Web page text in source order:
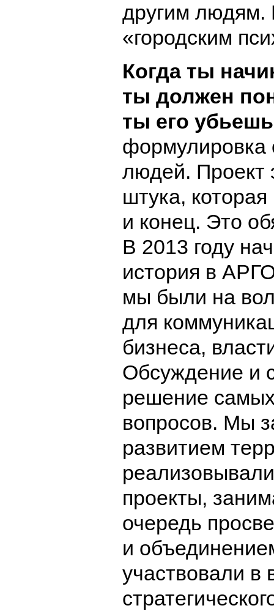
другим людям.
«городским
Когда ты
ты должен
ты его
формулировка
людей. Проект
штука,
и конец. Это
В 2013 году
история в
мы были на
для
бизнеса,
Обсуждение и
решение
вопросов. Мы
развитием
проекты,
очередь
и
участвовали в